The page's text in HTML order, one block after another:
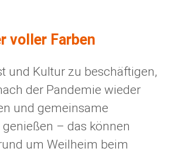
voller Farben
und Kultur zu beschäftigen,
der Pandemie wieder
und gemeinsame
– das können
um Weilheim beim